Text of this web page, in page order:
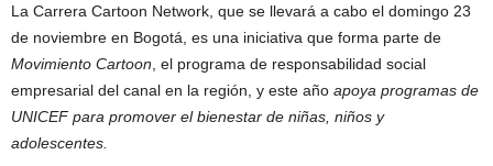
La Carrera Cartoon Network, que se llevará a cabo el domingo 23
de noviembre en Bogotá, es una iniciativa que forma parte de
Movimiento Cartoon , el programa de responsabilidad social
empresarial del canal en la región, y este año apoya programas de
UNICEF para promover el bienestar de niñas, niños y
adolescentes.